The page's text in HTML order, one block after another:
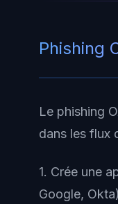
Phishing
Le phishing
dans les flux
1. Crée une
Google,